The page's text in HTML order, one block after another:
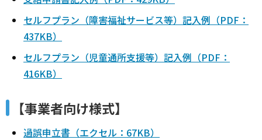
セルフプラン（障害福祉サービス等）記入例（PDF：
437KB）
セルフプラン（児童通所支援等）記入例（PDF：
416KB）
【事業者向け様式】
過誤申立書（エクセル：67KB）